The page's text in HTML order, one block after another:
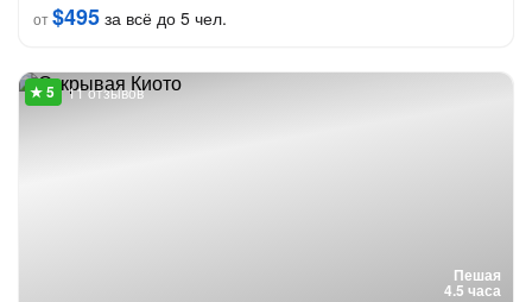
от$495 за всё до 5 чел.
Пешая
4.5 часа
11 отзывов